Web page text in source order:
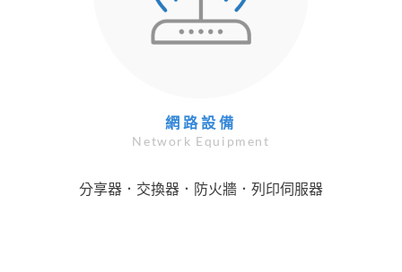
網路設備
Network Equipment
分享器．交換器．防火牆．列印伺服器